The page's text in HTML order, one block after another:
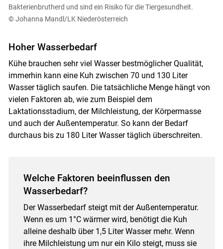
Bakterienbrutherd und sind ein Risiko für die Tiergesundheit.
© Johanna Mandl/LK Niederösterreich
Hoher Wasserbedarf
Kühe brauchen sehr viel Wasser bestmöglicher Qualität,
immerhin kann eine Kuh zwischen 70 und 130 Liter
Wasser täglich saufen. Die tatsächliche Menge hängt von
vielen Faktoren ab, wie zum Beispiel dem
Laktationsstadium, der Milchleistung, der Körpermasse
und auch der Außentemperatur. So kann der Bedarf
durchaus bis zu 180 Liter Wasser täglich überschreiten.
Welche Faktoren beeinflussen den
Wasserbedarf?
Der Wasserbedarf steigt mit der Außentemperatur.
Wenn es um 1°C wärmer wird, benötigt die Kuh
alleine deshalb über 1,5 Liter Wasser mehr. Wenn
ihre Milchleistung um nur ein Kilo steigt, muss sie